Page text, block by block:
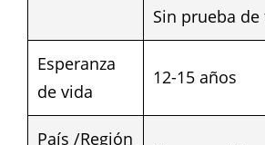
Sin prueba
Esperanza
de vida
12-15 años
País /Región